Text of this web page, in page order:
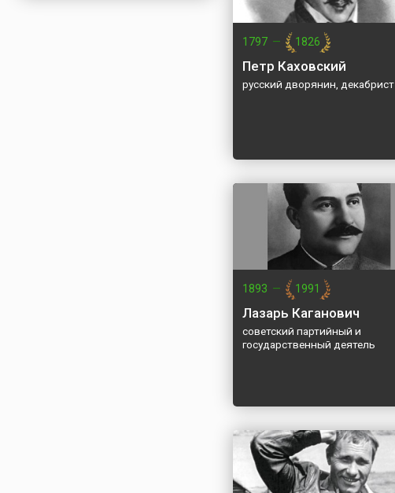
1797 — 1826
Петр Каховский
русский дворянин, декабрист
1893 — 1991
Лазарь Каганович
советский партийный и
государственный деятель